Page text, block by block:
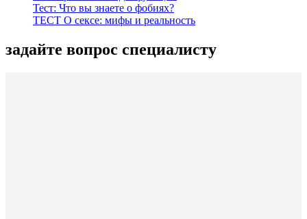
Тест: Что вы знаете о фобиях?
ТЕСТ О сексе: мифы и реальность
задайте вопрос специалисту